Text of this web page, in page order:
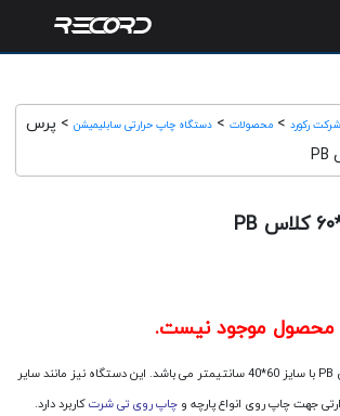
شرکت رکورد > محصولات > دستگاه چاپ حرارتی سابلیمیشن > پرس
محصول موجود نیست.
کلاس PB با سایز 60*40 سانتیمتر می باشد. این دستگاه نیز مانند سایر
جهت چاپ روی انواع پارچه و چاپ روی تی شرت کاربرد دارد.